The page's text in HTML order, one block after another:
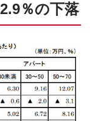
％の下落